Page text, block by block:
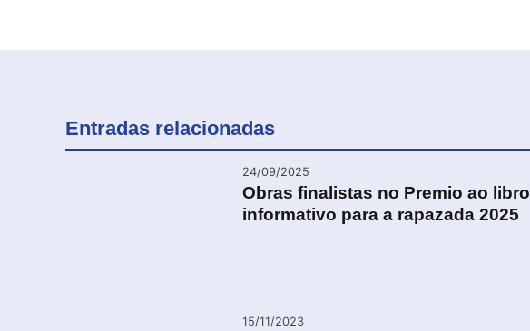
Entradas relacionadas
24/09/2025
Obras finalistas no Premio ao libro
informativo para a rapazada 2025
15/11/2023